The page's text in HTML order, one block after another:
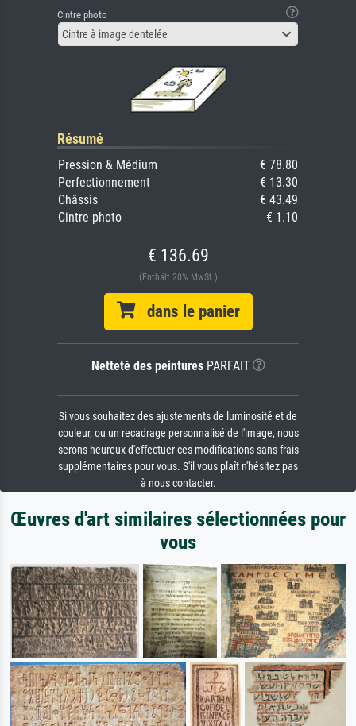
Cintre photo
Cintre à image dentelée
Résumé
Pression & Médium
€ 78.80
Perfectionnement
€ 13.30
Châssis
€ 43.49
Cintre photo
€ 1.10
€ 136.69
(Enthält 20% MwSt.)
dans le panier
Netteté des peinturesPARFAIT
Si vous souhaitez des ajustements de luminosité et de
couleur, ou un recadrage personnalisé de l'image, nous
serons heureux d'effectuer ces modifications sans frais
supplémentaires pour vous. S'il vous plaît n'hésitez pas
à nous contacter.
Œuvres d'art similaires sélectionnées pour
vous